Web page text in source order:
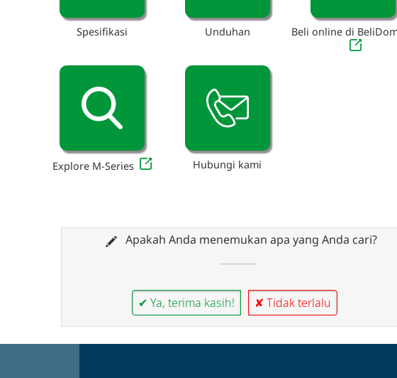
Spesifikasi Unduhan Beli online di
Explore M-Series Hubungi kami
Apakah Anda menemukan apa yang Anda cari?
✔ Ya, terima kasih! ✘ Tidak terlalu